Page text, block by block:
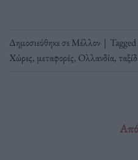
Δημοσιεύθηκε σεΜέλλον | Tagged
Χώρες, μεταφορές, Ολλανδία,